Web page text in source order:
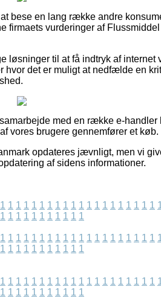
bese en lang række andre
firmaets vurderinger af
til at få indtryk af internet
hvor det er muligt at nedfælde en
med en række e-handler
vores brugere gennemfører et køb.
opdateres jævnligt, men vi
af sidens informationer.
1 1 1 1 1 1 1 1 1 1 1 1 1 1 1 1 1 1 1 1
1 1 1 1 1 1 1 1 1 1 1
1 1 1 1 1 1 1 1 1 1 1 1 1 1 1 1 1 1 1 1
1 1 1 1 1 1 1 1 1 1 1
1 1 1 1 1 1 1 1 1 1 1 1 1 1 1 1 1 1 1 1
1 1 1 1 1 1 1 1 1 1 1